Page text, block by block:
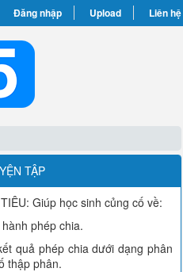
Đăng nhập Upload Liên hệ
TẬP
Giúp học sinh củng cố về:
phép chia.
quả phép chia dưới dạng phân
thập phân.